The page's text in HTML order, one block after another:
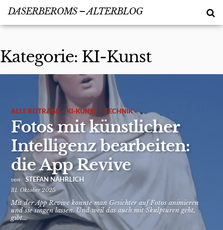
DASERBEROMS – ALTERBLOG
Kategorie: KI-Kunst
ALLE BEITRÄGE · KI-KUNST · TECHNIK
Fotos mit künstlicher
Intelligenz bearbeiten:
die App Revive
von STEFAN NÄHRLICH
31. Oktober 2025
Mit der App Revive konnte man Gesichter auf Fotos animieren
und sie singen lassen. Und weil das auch mit Skulpturen geht,
gibt...